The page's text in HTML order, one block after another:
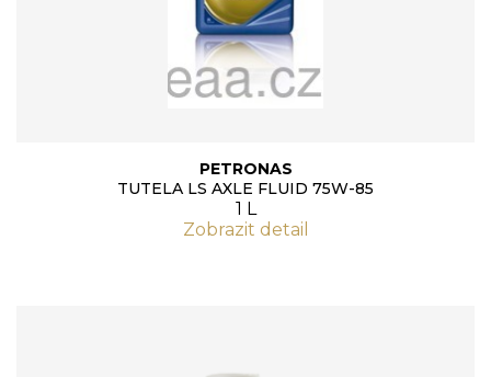
PETRONAS
TUTELA LS AXLE FLUID 75W-85
1 L
Zobrazit detail